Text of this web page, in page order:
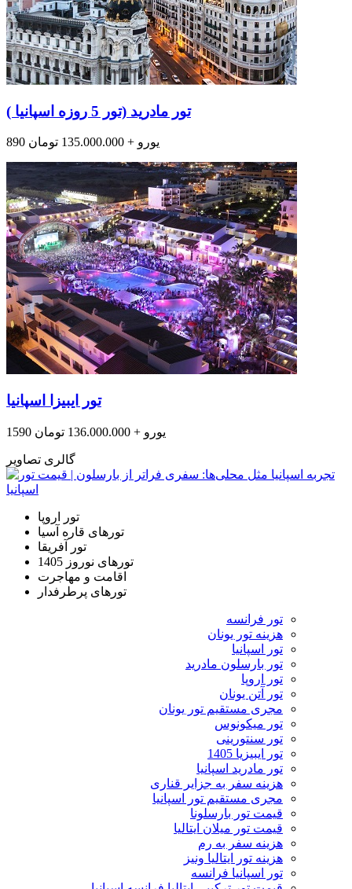
تور مادرید (تور 5 روزه اسپانیا )
890 یورو + 135.000.000 تومان
تور ایبیزا اسپانیا
1590 یورو + 136.000.000 تومان
گالری تصاویر
تور اروپا
تورهای قاره آسیا
تور آفریقا
تورهای نوروز 1405
اقامت و مهاجرت
تورهای پرطرفدار
تور فرانسه
هزینه تور یونان
تور اسپانیا
تور بارسلون مادرید
تور اروپا
تور آتن یونان
مجری مستقیم تور یونان
تور میکونوس
تور سنتورینی
تور ایبیزیا 1405
تور مادرید اسپانیا
هزینه سفر به جزایر قناری
مجری مستقیم تور اسپانیا
قیمت تور بارسلونا
قیمت تور میلان ایتالیا
هزینه سفر به رم
هزینه تور ایتالیا ونیز
تور اسپانیا فرانسه